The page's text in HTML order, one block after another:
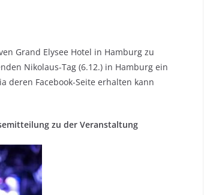
Grand Elysee Hotel in Hamburg zu
Nikolaus-Tag (6.12.) in Hamburg ein
deren Facebook-Seite erhalten kann
zu der Veranstaltung